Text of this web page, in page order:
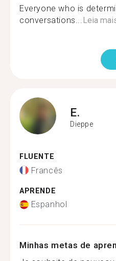
Everyone who is
conversations...Leia
E.
Dieppe
FLUENTE
Francês
APRENDE
Espanhol
Minhas metas de